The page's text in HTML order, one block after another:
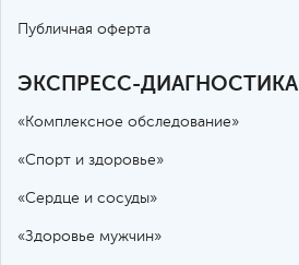
Публичная оферта
ЭКСПРЕСС-ДИАГНОСТИКА
«Комплексное обследование»
«Спорт и здоровье»
«Сердце и сосуды»
«Здоровье мужчин»